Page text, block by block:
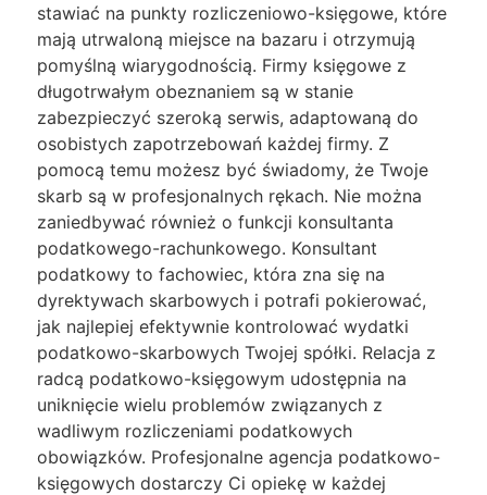
stawiać na punkty rozliczeniowo-księgowe, które
mają utrwaloną miejsce na bazaru i otrzymują
pomyślną wiarygodnością. Firmy księgowe z
długotrwałym obeznaniem są w stanie
zabezpieczyć szeroką serwis, adaptowaną do
osobistych zapotrzebowań każdej firmy. Z
pomocą temu możesz być świadomy, że Twoje
skarb są w profesjonalnych rękach. Nie można
zaniedbywać również o funkcji konsultanta
podatkowego-rachunkowego. Konsultant
podatkowy to fachowiec, która zna się na
dyrektywach skarbowych i potrafi pokierować,
jak najlepiej efektywnie kontrolować wydatki
podatkowo-skarbowych Twojej spółki. Relacja z
radcą podatkowo-księgowym udostępnia na
uniknięcie wielu problemów związanych z
wadliwym rozliczeniami podatkowych
obowiązków. Profesjonalne agencja podatkowo-
księgowych dostarczy Ci opiekę w każdej